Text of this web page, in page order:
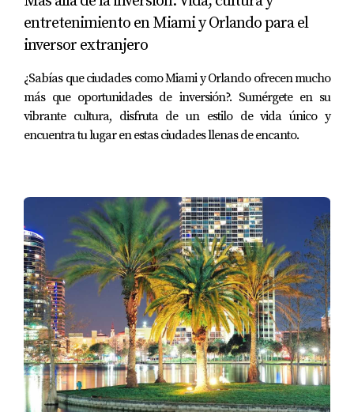
Uso de seguros, contratos y procesos
estandarizados
Esta estructura brinda algo que muchos
inversionistas latinoamericanos valoran
profundamente: certeza. No se trata solo de
rentabilidad, sino de saber que las reglas no
Beneficios clave de invertir en bienes
raíces en Florida
Invertir en Florida ofrece ventajas claras frente
a otros mercados internacionales:
Patrimonio en dólares
Protección frente a inflación y
devaluación
Ingresos pasivos en un mercado estable
Demanda constante de alquiler
Posibilidad de diversificar por ciudad, tipo
entretenimiento en Miami y Orlando para el
inversor extranjero
¿Sabías que ciudades como Miami y Orlando ofrecen mucho
más que oportunidades de inversión?. Sumérgete en su
vibrante cultura, disfruta de un estilo de vida único y
encuentra tu lugar en estas ciudades llenas de encanto.